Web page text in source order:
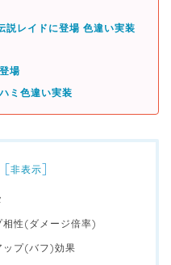
説レイドに登場 色違い実装
場
ミ色違い実装
[非表示]
相性(ダメージ倍率)
ップ(バフ)効果